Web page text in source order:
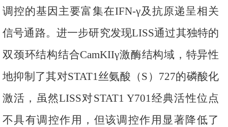
调控的基因主要富集在IFN-γ及抗原递呈相关
信号通路。进一步研究发现LISS通过其独特的
双颈环结构结合CamKIIγ激酶结构域，特异性
地抑制了其对STAT1丝氨酸（S ） 727的磷酸化
激活，虽然LISS对STAT1 Y701经典活性位点
不具有调控作用，但该调控作用 显著降低了